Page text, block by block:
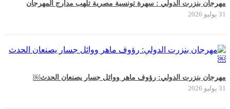
مهرجان بنزرت الدولي : سهرة تونسية مصرية تلهب مدارج المهرجان
31 يوليو 2026
مهرجان بنزرت الدولي: رؤوف ماهر ووائل جسار يصنعان الحدث￼
31 يوليو 2026